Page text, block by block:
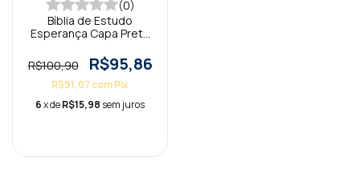
(0)
Bíblia de Estudo
Esperança Capa Preta
R$100,90
R$95,86
R$91,07 comPix
6x deR$15,98 sem juros